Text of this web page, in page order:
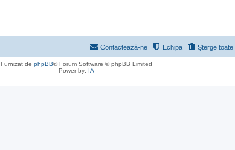
Şterge toate
Echipa
Contactează-ne
Furnizat de phpBB® Forum Software © phpBB Limited
Power by: IA